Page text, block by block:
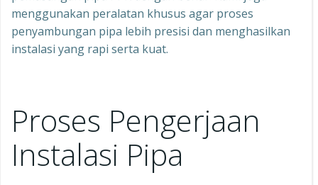
menggunakan peralatan khusus agar proses
penyambungan pipa lebih presisi dan menghasilkan
instalasi yang rapi serta kuat.
Proses Pengerjaan
Instalasi Pipa